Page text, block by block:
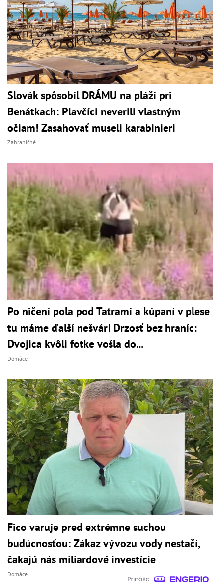
Slovák spôsobil DRÁMU na pláži pri
Benátkach: Plavčíci neverili vlastným
očiam! Zasahovať museli karabinieri
Zahraničné
Po ničení pola pod Tatrami a kúpaní v plese
tu máme ďalší nešvár! Drzosť bez hraníc:
Dvojica kvôli fotke vošla do...
Domáce
Fico varuje pred extrémne suchou
budúcnosťou: Zákaz vývozu vody nestačí,
čakajú nás miliardové investície
Domáce